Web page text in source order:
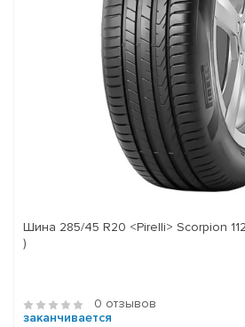
Шина 285/45 R20 <Pirelli> Scorpion
)
0 отзывов
заканчивается